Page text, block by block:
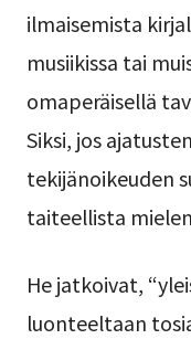
ilmaisemista
musiikissa tai
omaperäisellä
Siksi, jos
tekijänoikeuden
taiteellista
He jatkoivat,
luonteeltaan